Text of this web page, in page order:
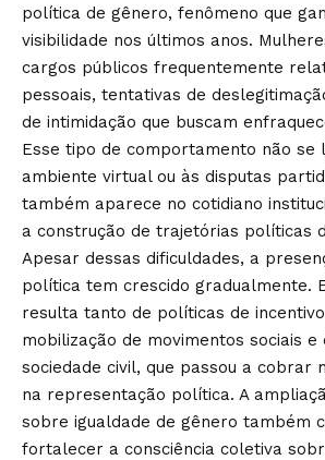
política de gênero, fenômeno que
visibilidade nos últimos anos.
cargos públicos frequentemente
pessoais, tentativas de
de intimidação que buscam
Esse tipo de comportamento não se
ambiente virtual ou às disputas
também aparece no cotidiano
a construção de trajetórias políticas
Apesar dessas dificuldades, a
política tem crescido gradualmente.
resulta tanto de políticas de
mobilização de movimentos sociais
sociedade civil, que passou a cobrar
na representação política. A
sobre igualdade de gênero também
fortalecer a consciência coletiva